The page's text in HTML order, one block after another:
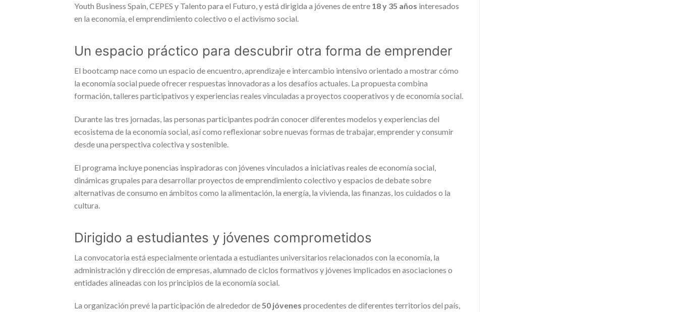
Youth Business Spain, CEPES y Talento para el Futuro, y está dirigida a jóvenes de entre 18 y 35 años interesados
en la economía, el emprendimiento colectivo o el activismo social.
Un espacio práctico para descubrir otra forma de emprender
El bootcamp nace como un espacio de encuentro, aprendizaje e intercambio intensivo orientado a mostrar cómo
la economía social puede ofrecer respuestas innovadoras a los desafíos actuales. La propuesta combina
formación, talleres participativos y experiencias reales vinculadas a proyectos cooperativos y de economía social.
Durante las tres jornadas, las personas participantes podrán conocer diferentes modelos y experiencias del
ecosistema de la economía social, así como reflexionar sobre nuevas formas de trabajar, emprender y consumir
desde una perspectiva colectiva y sostenible.
El programa incluye ponencias inspiradoras con jóvenes vinculados a iniciativas reales de economía social,
dinámicas grupales para desarrollar proyectos de emprendimiento colectivo y espacios de debate sobre
alternativas de consumo en ámbitos como la alimentación, la energía, la vivienda, las finanzas, los cuidados o la
cultura.
Dirigido a estudiantes y jóvenes comprometidos
La convocatoria está especialmente orientada a estudiantes universitarios relacionados con la economía, la
administración y dirección de empresas, alumnado de ciclos formativos y jóvenes implicados en asociaciones o
entidades alineadas con los principios de la economía social.
La organización prevé la participación de alrededor de50 jóvenes procedentes de diferentes territorios del país,